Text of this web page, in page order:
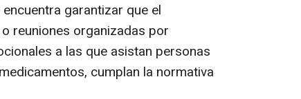
garantizar que el
reuniones organizadas por
a las que asistan personas
cumplan la normativa